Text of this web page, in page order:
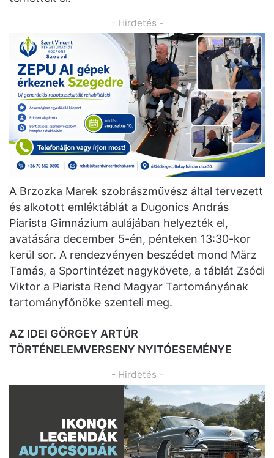
- Hirdetés -
A Brzozka Marek szobrászművész által tervezett
és alkotott emléktáblát a Dugonics András
Piarista Gimnázium aulájában helyezték el,
avatására december 5-én, pénteken 13:30-kor
kerül sor. A rendezvényen beszédet mond März
Tamás, a Sportintézet nagykövete, a táblát Zsódi
Viktor a Piarista Rend Magyar Tartományának
tartományfőnöke szenteli meg.
AZ IDEI GÖRGEY ARTÚR
TÖRTÉNELEMVERSENY NYITÓESEMÉNYE
- Hirdetés -